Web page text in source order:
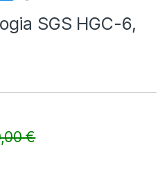
SGS HGC-6,
€